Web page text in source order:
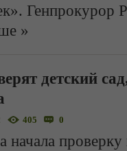
Генпрокурор
»
детский
405 0
начала